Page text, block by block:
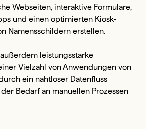
Webseiten, interaktive Formulare,
und einen optimierten Kiosk-
Namensschildern erstellen.
leistungsstarke
Vielzahl von Anwendungen von
ein nahtloser Datenfluss
Bedarf an manuellen Prozessen